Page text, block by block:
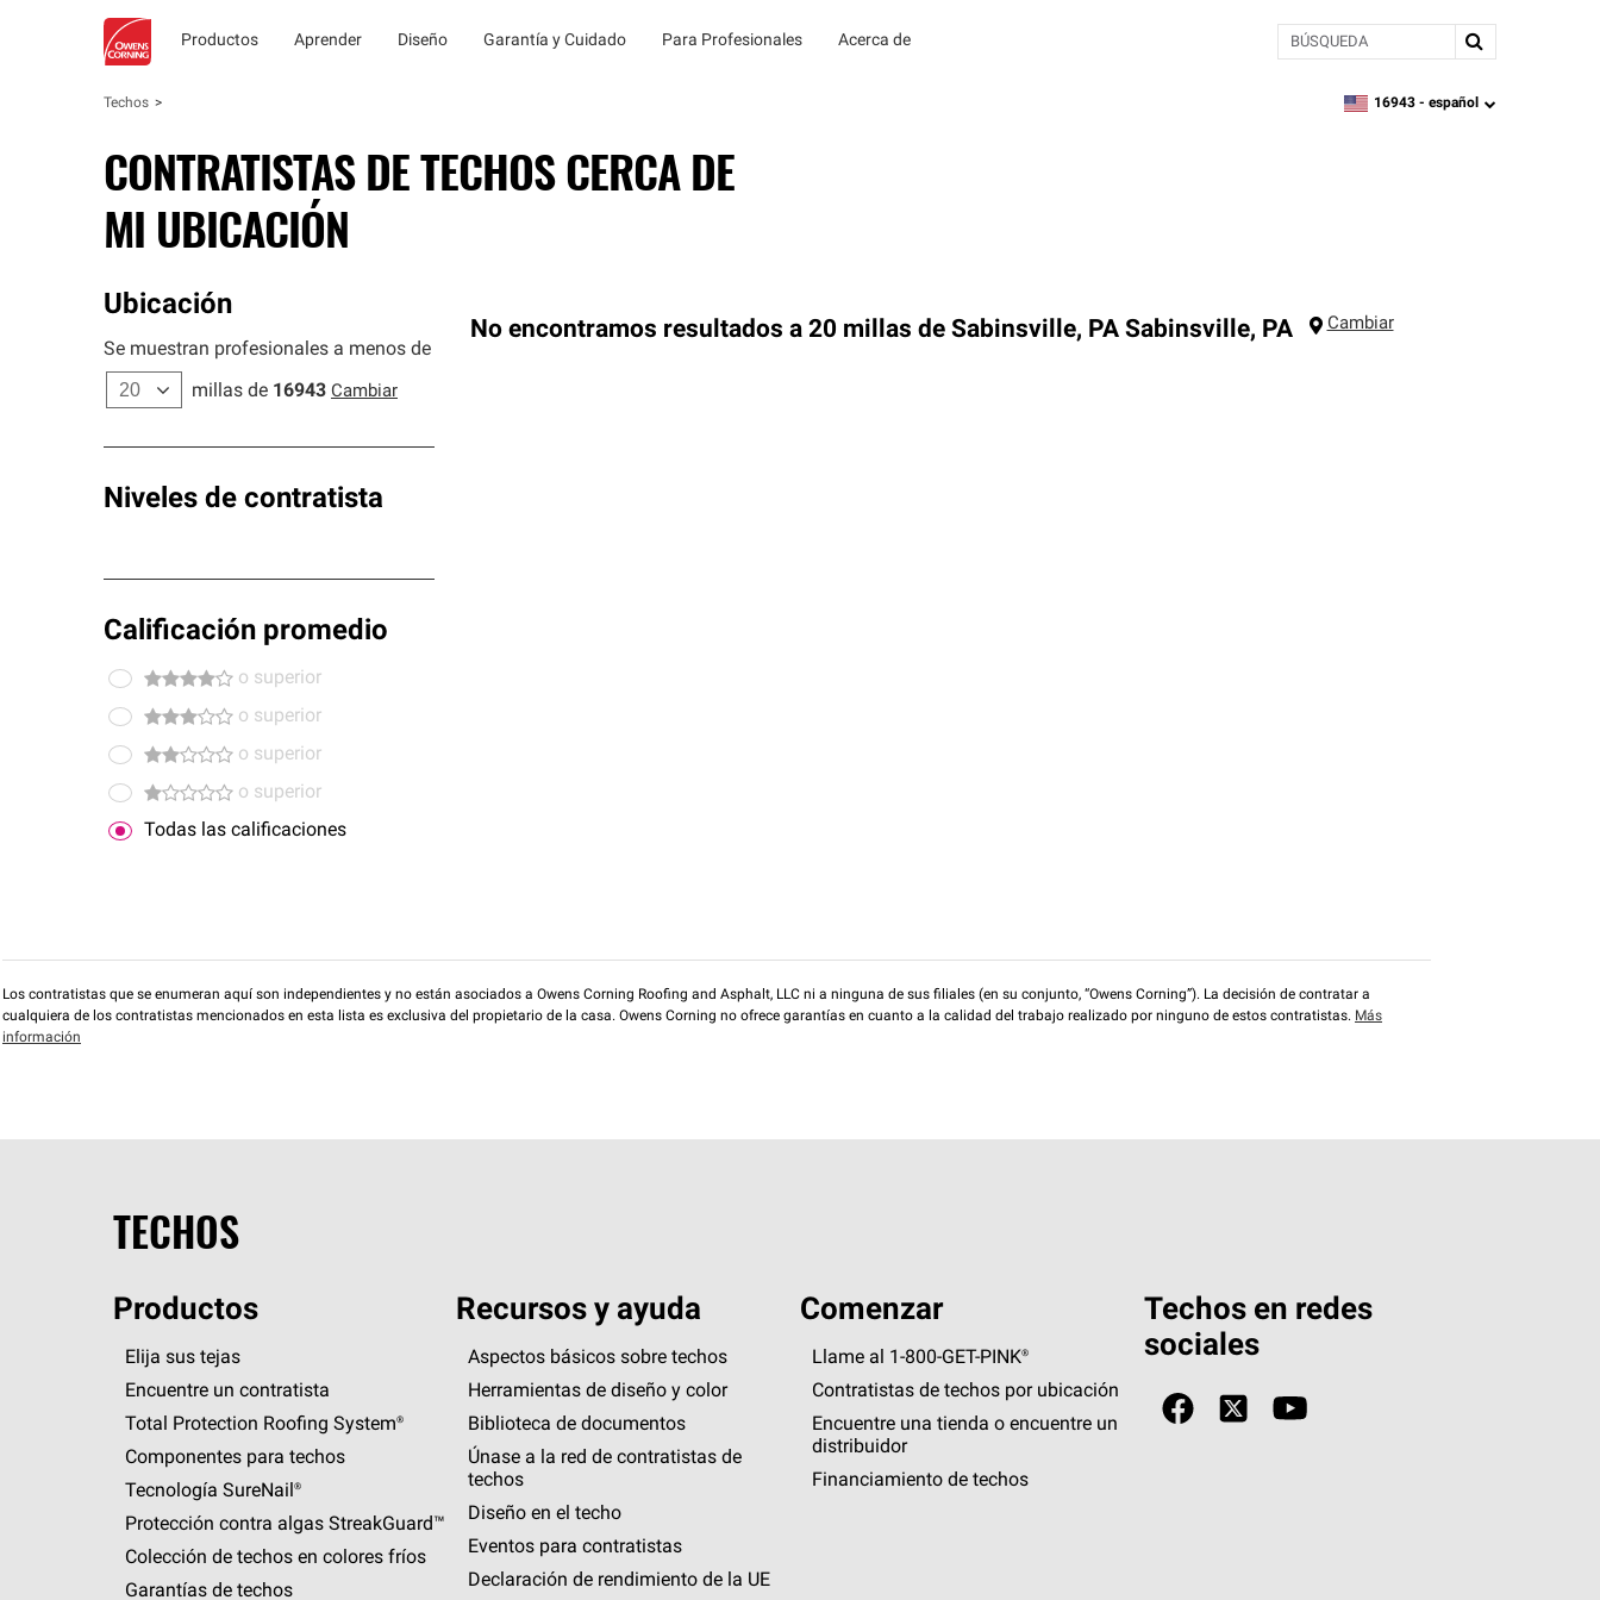
Productos Aprender Diseño Garantía y Cuidado Para Profesionales Acerca de BÚSQUEDA
Techos zipcode,language
16943 - español
CONTRATISTAS DE TECHOS CERCA DE
MI UBICACIÓN
Ubicación
Se muestran profesionales a menos de
millas de 16943 Cambiar
Niveles de contratista
Calificación promedio
o superior
o superior
o superior
o superior
Todas las calificaciones
No encontramos resultados a 20 millas de Sabinsville, PA Sabinsville, PA Cambiar
Los contratistas que se enumeran aquí son independientes y no están asociados a Owens Corning Roofing and Asphalt, LLC ni a ninguna de sus filiales (en su conjunto, “Owens Corning”). La decisión de contratar a
cualquiera de los contratistas mencionados en esta lista es exclusiva del propietario de la casa. Owens Corning no ofrece garantías en cuanto a la calidad del trabajo realizado por ninguno de estos contratistas. Más
información
TECHOS
Productos
Elija sus tejas
Encuentre un contratista
Total Protection Roofing System®
Componentes para techos
Tecnología SureNail®
Protección contra algas StreakGuard™
Colección de techos en colores fríos
Garantías de techos
Recursos y ayuda
Aspectos básicos sobre techos
Herramientas de diseño y color
Biblioteca de documentos
Únase a la red de contratistas de
techos
Diseño en el techo
Eventos para contratistas
Declaración de rendimiento de la UE
Comenzar
Llame al 1-800-GET -PINK®
Contratistas de techos por ubicación
Encuentre una tienda o encuentre un
distribuidor
Financiamiento de techos
Techos en redes
sociales